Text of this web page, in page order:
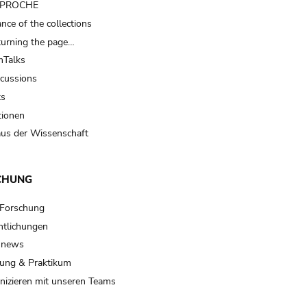
of the collections
the page…
der Wissenschaft
& Praktikum
mit unseren Teams